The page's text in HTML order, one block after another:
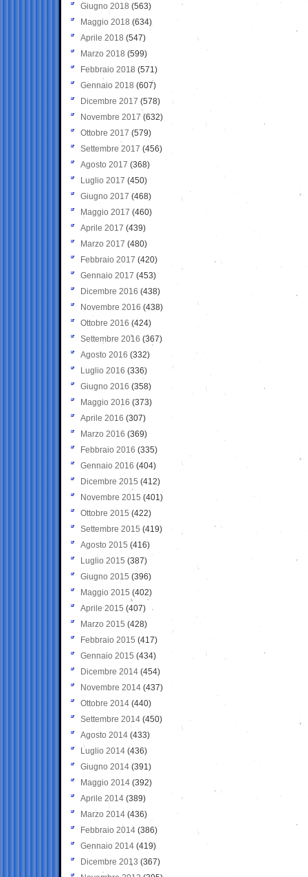
Giugno 2018 (563)
Maggio 2018 (634)
Aprile 2018 (547)
Marzo 2018 (599)
Febbraio 2018 (571)
Gennaio 2018 (607)
Dicembre 2017 (578)
Novembre 2017 (632)
Ottobre 2017 (579)
Settembre 2017 (456)
Agosto 2017 (368)
Luglio 2017 (450)
Giugno 2017 (468)
Maggio 2017 (460)
Aprile 2017 (439)
Marzo 2017 (480)
Febbraio 2017 (420)
Gennaio 2017 (453)
Dicembre 2016 (438)
Novembre 2016 (438)
Ottobre 2016 (424)
Settembre 2016 (367)
Agosto 2016 (332)
Luglio 2016 (336)
Giugno 2016 (358)
Maggio 2016 (373)
Aprile 2016 (307)
Marzo 2016 (369)
Febbraio 2016 (335)
Gennaio 2016 (404)
Dicembre 2015 (412)
Novembre 2015 (401)
Ottobre 2015 (422)
Settembre 2015 (419)
Agosto 2015 (416)
Luglio 2015 (387)
Giugno 2015 (396)
Maggio 2015 (402)
Aprile 2015 (407)
Marzo 2015 (428)
Febbraio 2015 (417)
Gennaio 2015 (434)
Dicembre 2014 (454)
Novembre 2014 (437)
Ottobre 2014 (440)
Settembre 2014 (450)
Agosto 2014 (433)
Luglio 2014 (436)
Giugno 2014 (391)
Maggio 2014 (392)
Aprile 2014 (389)
Marzo 2014 (436)
Febbraio 2014 (386)
Gennaio 2014 (419)
Dicembre 2013 (367)